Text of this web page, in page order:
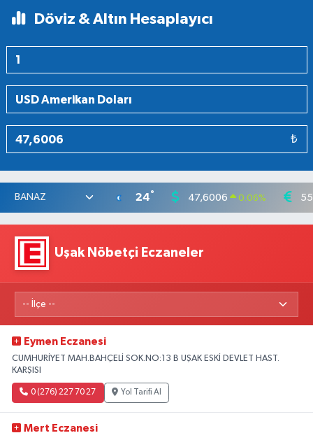
Döviz & Altın Hesaplayıcı
₺
24° 47,6006 0.06%
Uşak Nöbetçi Eczaneler
Eymen Eczanesi
CUMHURİYET MAH.BAHÇELİ SOK.NO:13 B UŞAK ESKİ DEVLET HAST.
KARŞISI
0 (276) 227 70 27 Yol Tarifi Al
Mert Eczanesi